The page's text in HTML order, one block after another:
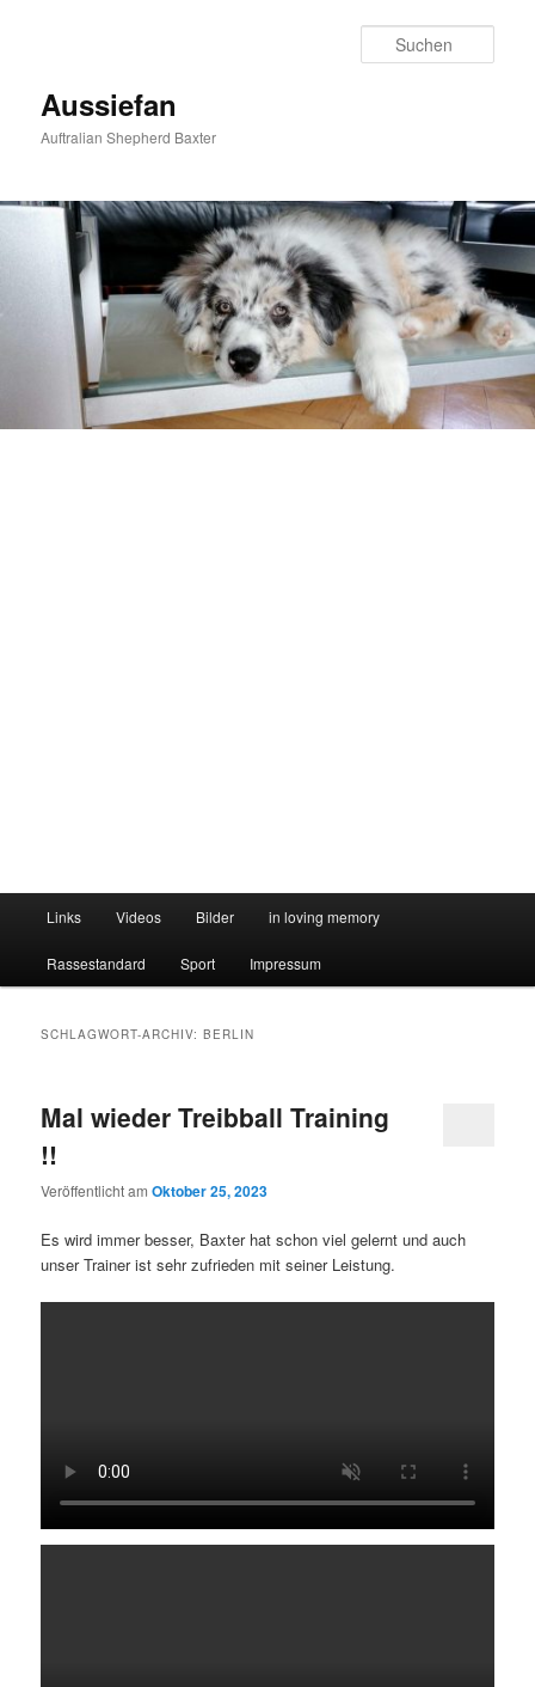
Aussiefan
Auftralian Shepherd Baxter
Links Videos Bilder in loving memory
Rassestandard Sport Impressum
SCHLAGWORT-ARCHIV:BERLIN
Mal wieder Treibball Training
!!
Veröffentlicht amOktober 25, 2023
Es wird immer besser, Baxter hat schon viel gelernt und auch
unser Trainer ist sehr zufrieden mit seiner Leistung.